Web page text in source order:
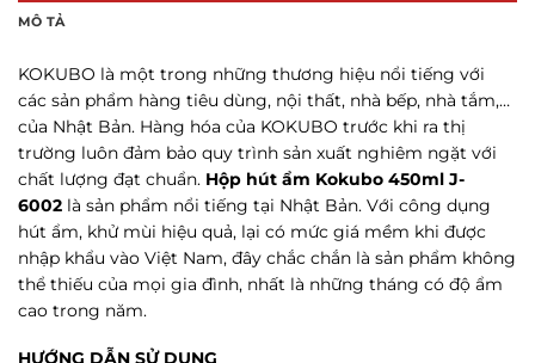
MÔ TẢ
KOKUBO là một trong những thương hiệu nổi tiếng với
các sản phẩm hàng tiêu dùng, nội thất, nhà bếp, nhà tắm,…
của Nhật Bản. Hàng hóa của KOKUBO trước khi ra thị
trường luôn đảm bảo quy trình sản xuất nghiêm ngặt với
chất lượng đạt chuẩn. Hộp hút ẩm Kokubo 450ml J-
6002 là sản phẩm nổi tiếng tại Nhật Bản. Với công dụng
hút ẩm, khử mùi hiệu quả, lại có mức giá mềm khi được
nhập khẩu vào Việt Nam, đây chắc chắn là sản phẩm không
thể thiếu của mọi gia đình, nhất là những tháng có độ ẩm
cao trong năm.
HƯỚNG DẪN SỬ DỤNG